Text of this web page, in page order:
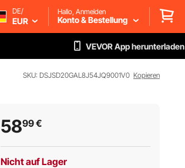
DE/
EUR
Hallo, Anmelden
Konto & Bestellung
VEVOR App herunterladen
SKU: DSJSD20GAL8J54JQ9001V0 Kopieren
5899€
Nicht auf Lager